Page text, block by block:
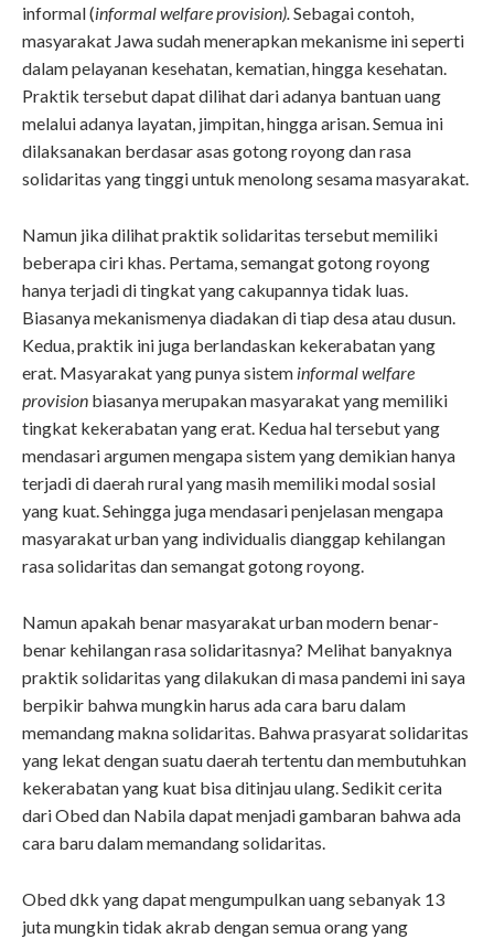
informal (informal welfare provision).Sebagai contoh,
masyarakat Jawa sudah menerapkan mekanisme ini seperti
dalam pelayanan kesehatan, kematian, hingga kesehatan.
Praktik tersebut dapat dilihat dari adanya bantuan uang
melalui adanya layatan, jimpitan, hingga arisan. Semua ini
dilaksanakan berdasar asas gotong royong dan rasa
solidaritas yang tinggi untuk menolong sesama masyarakat.
Namun jika dilihat praktik solidaritas tersebut memiliki
beberapa ciri khas. Pertama, semangat gotong royong
hanya terjadi di tingkat yang cakupannya tidak luas.
Biasanya mekanismenya diadakan di tiap desa atau dusun.
Kedua, praktik ini juga berlandaskan kekerabatan yang
erat. Masyarakat yang punya sistem informal welfare
provision biasanya merupakan masyarakat yang memiliki
tingkat kekerabatan yang erat. Kedua hal tersebut yang
mendasari argumen mengapa sistem yang demikian hanya
terjadi di daerah rural yang masih memiliki modal sosial
yang kuat. Sehingga juga mendasari penjelasan mengapa
masyarakat urban yang individualis dianggap kehilangan
rasa solidaritas dan semangat gotong royong.
Namun apakah benar masyarakat urban modern benar-
benar kehilangan rasa solidaritasnya? Melihat banyaknya
praktik solidaritas yang dilakukan di masa pandemi ini saya
berpikir bahwa mungkin harus ada cara baru dalam
memandang makna solidaritas. Bahwa prasyarat solidaritas
yang lekat dengan suatu daerah tertentu dan membutuhkan
kekerabatan yang kuat bisa ditinjau ulang. Sedikit cerita
dari Obed dan Nabila dapat menjadi gambaran bahwa ada
cara baru dalam memandang solidaritas.
Obed dkk yang dapat mengumpulkan uang sebanyak 13
juta mungkin tidak akrab dengan semua orang yang